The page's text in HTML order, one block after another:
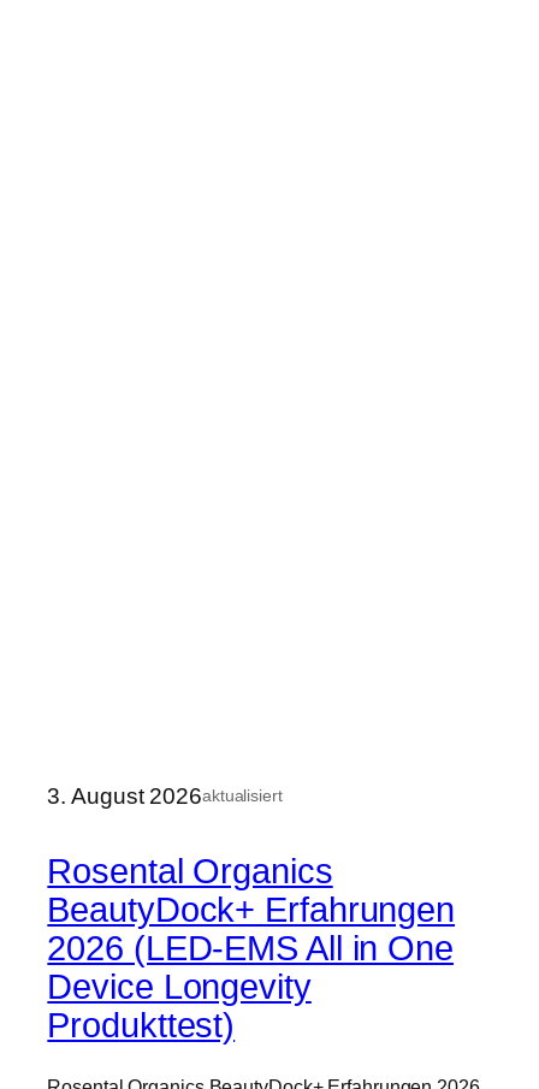
3. August 2026aktualisiert
Rosental Organics
BeautyDock+ Erfahrungen
2026 (LED-EMS All in One
Device Longevity
Produkttest)